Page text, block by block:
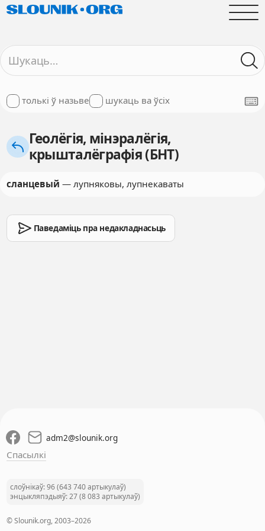
толькі ў назьве шукаць ва ўсіх
Геолёгія, мінэралёгія,
крышталёграфія (БНТ)
сланцевый — лупняковы, лупнекаваты
Паведаміць пра недакладнасьць
adm2@slounik.org
Спасылкі
слоўнікаў: 96 (643 740 артыкулаў)
энцыкляпэдыяў: 27 (8 083 артыкулаў)
© Slounik.org, 2003–2026